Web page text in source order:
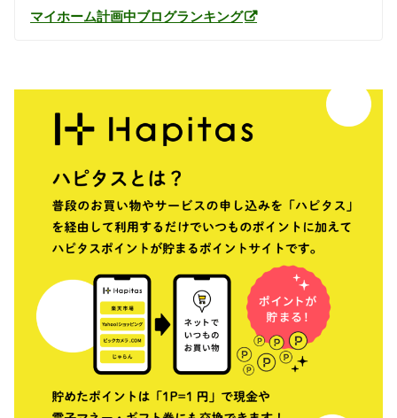
マイホーム計画中ブログランキング